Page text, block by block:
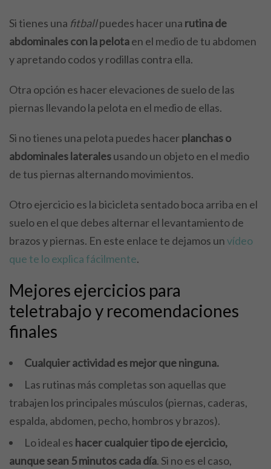
Si tienes una fitballpuedes hacer una rutina de
abdominales con la pelotaen el medio de tu abdomen
y apretando codos y rodillas contra ella.
Otra opción es hacer elevaciones de suelo de las
piernas llevando la pelota en el medio de ellas.
Si no tienes una pelota puedes hacerplanchas o
abdominales lateralesusando un objeto en el medio
de tus piernas alternando movimientos.
Otro ejercicio es la bicicleta sentado boca arriba en el
suelo en el que debes alternar el levantamiento de
brazos y piernas. En este enlace te dejamos unvídeo
que te lo explica fácilmente.
Mejores ejercicios para
teletrabajo y recomendaciones
finales
Cualquier actividad es mejor que ninguna.
Las rutinas más completas son aquellas que
trabajen los principales músculos (piernas, caderas,
espalda, abdomen, pecho, hombros y brazos).
Lo ideal es hacer cualquier tipo de ejercicio,
aunque sean 5 minutos cada día. Si no es el caso,